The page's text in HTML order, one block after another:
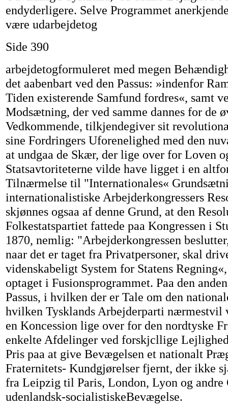
endyderligere. Selve Programmet
være udarbejdetog
Side 390
arbejdetogformuleret med megen
det aabenbart ved den Passus: »indenfor
Tiden existerende Samfund fordres«, samt
Modsætning, der ved samme dannes for de
Vedkommende, tilkjendegiver sit
sine Fordringers Uforenelighed med den
at undgaa de Skær, der lige over for Loven
Statsavtoriteterne vilde have ligget i en
Tilnærmelse til "Internationales«
internationalistiske Arbejderkongressers
skjønnes ogsaa af denne Grund, at den
Folkestatspartiet fattede paa Kongressen i
1870, nemlig: "Arbejderkongressen
naar det er taget fra Privatpersoner, skal
videnskabeligt System for Statens
optaget i Fusionsprogrammet. Paa den
Passus, i hvilken der er Tale om den
hvilken Tysklands Arbejderparti nærmestvil
en Koncession lige over for den nordtyske
enkelte Afdelinger ved forskjcllige
Pris paa at give Bevægelsen et nationalt
Fraternitets- Kundgjørelser fjernt, der ikke
fra Leipzig til Paris, London, Lyon og andre
udenlandsk-socialistiskeBevægelse.